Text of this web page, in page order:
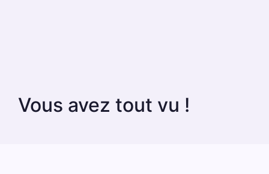
Vous avez tout vu !